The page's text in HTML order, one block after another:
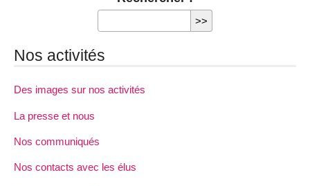
Nos activités
Des images sur nos activités
La presse et nous
Nos communiqués
Nos contacts avec les élus